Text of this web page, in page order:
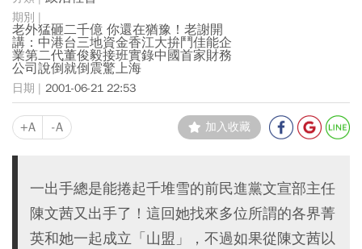
老外猛砸二千億 你還在猶豫！老謝開
講：中港台三地資金香江大拚鬥佳能企
業第二代董俊毅接班實錄中國首家財務
公司說倒就倒震驚上海
2001-06-21 22:53
+A -A 加入收藏
一出手總是能捲起千堆雪的前民進黨文宣部主任
陳文茜又出手了！這回她找來多位所謂的各界菁
英和她一起成立「山盟」，不過如果從陳文茜以